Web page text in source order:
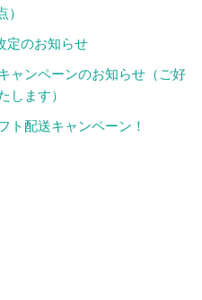
）
定のお知らせ
ャンペーンのお知らせ（ご好
します）
ト配送キャンペーン！